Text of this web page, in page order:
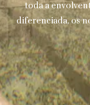
toda a
diferenciada, os